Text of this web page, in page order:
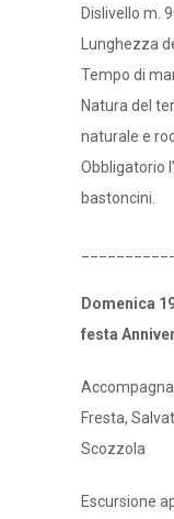
Dislivello m.
Lunghezza
Tempo di
Natura del
naturale e
Obbligatorio
bastoncini.
Domenica
festa
Fresta,
Scozzola
Escursione